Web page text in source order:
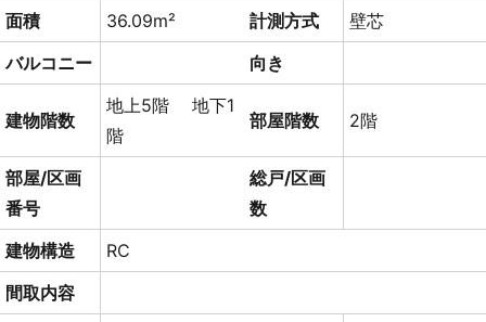
面積
36.09m² 計測方式
壁芯
バルコニー
向き
建物階数
地上5階 地下1
階
部屋階数 2階
部屋/区画
番号
総戸/区画
数
建物構造
RC
間取内容